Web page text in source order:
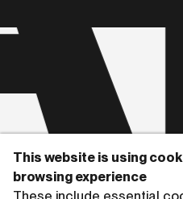
Copyrights © 2026
This website is using
browsing experience
These include essential